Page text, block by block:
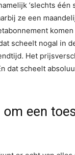
‘slechts één
ze een
scheelt nogal in
Het
dat scheelt
een